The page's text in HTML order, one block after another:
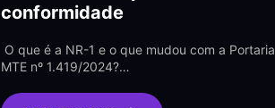
conformidade
O que é a NR-1 e o que mudou com a Portaria
MTE nº 1.419/2024?…